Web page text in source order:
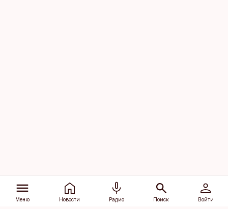
Меню Новости Радио Поиск Войти